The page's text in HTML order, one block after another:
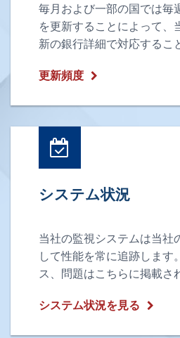
毎月および一部の国では毎
を更新することによって、
新の銀行詳細で対応するこ
更新頻度
システム状況
当社の監視システムは当社
して性能を常に追跡します
ス、問題はこちらに掲載さ
システム状況を見る